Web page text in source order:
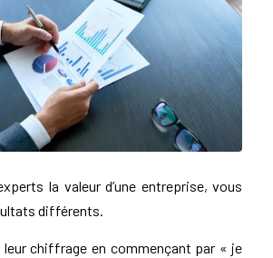
la valeur d’une entreprise, vous
différents.
chiffrage en commençant par « je